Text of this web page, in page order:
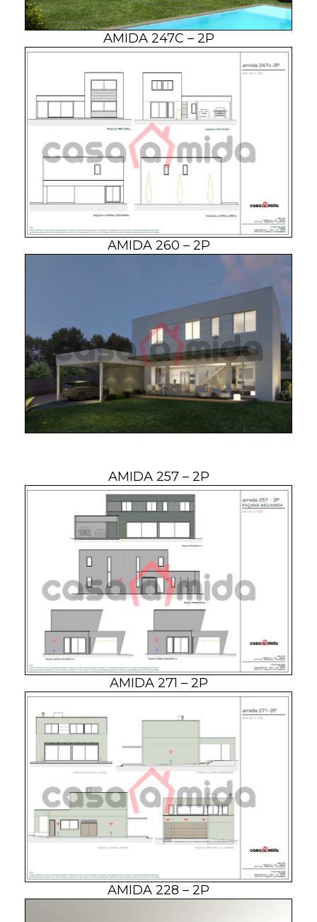
AMIDA 247C – 2P
AMIDA 260 – 2P
AMIDA 257 – 2P
AMIDA 271 – 2P
AMIDA 228 – 2P